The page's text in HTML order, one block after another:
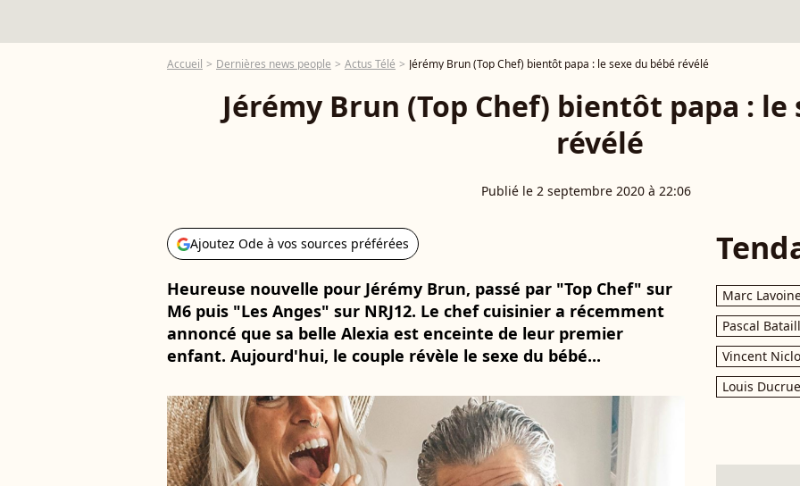
Accueil Dernières news people Actus Télé Jérémy Brun (Top Chef) bientôt papa : le sexe du bébé révélé
Jérémy Brun (Top Chef) bientôt papa : le
révélé
Publié le 2 septembre 2020 à 22:06
Ajoutez Ode à vos sources préférées
Heureuse nouvelle pour Jérémy Brun, passé par "Top Chef" sur
M6 puis "Les Anges" sur NRJ12. Le chef cuisinier a récemment
annoncé que sa belle Alexia est enceinte de leur premier
enfant. Aujourd'hui, le couple révèle le sexe du bébé...
Marc
Pascal
Vincent Niclo
Louis